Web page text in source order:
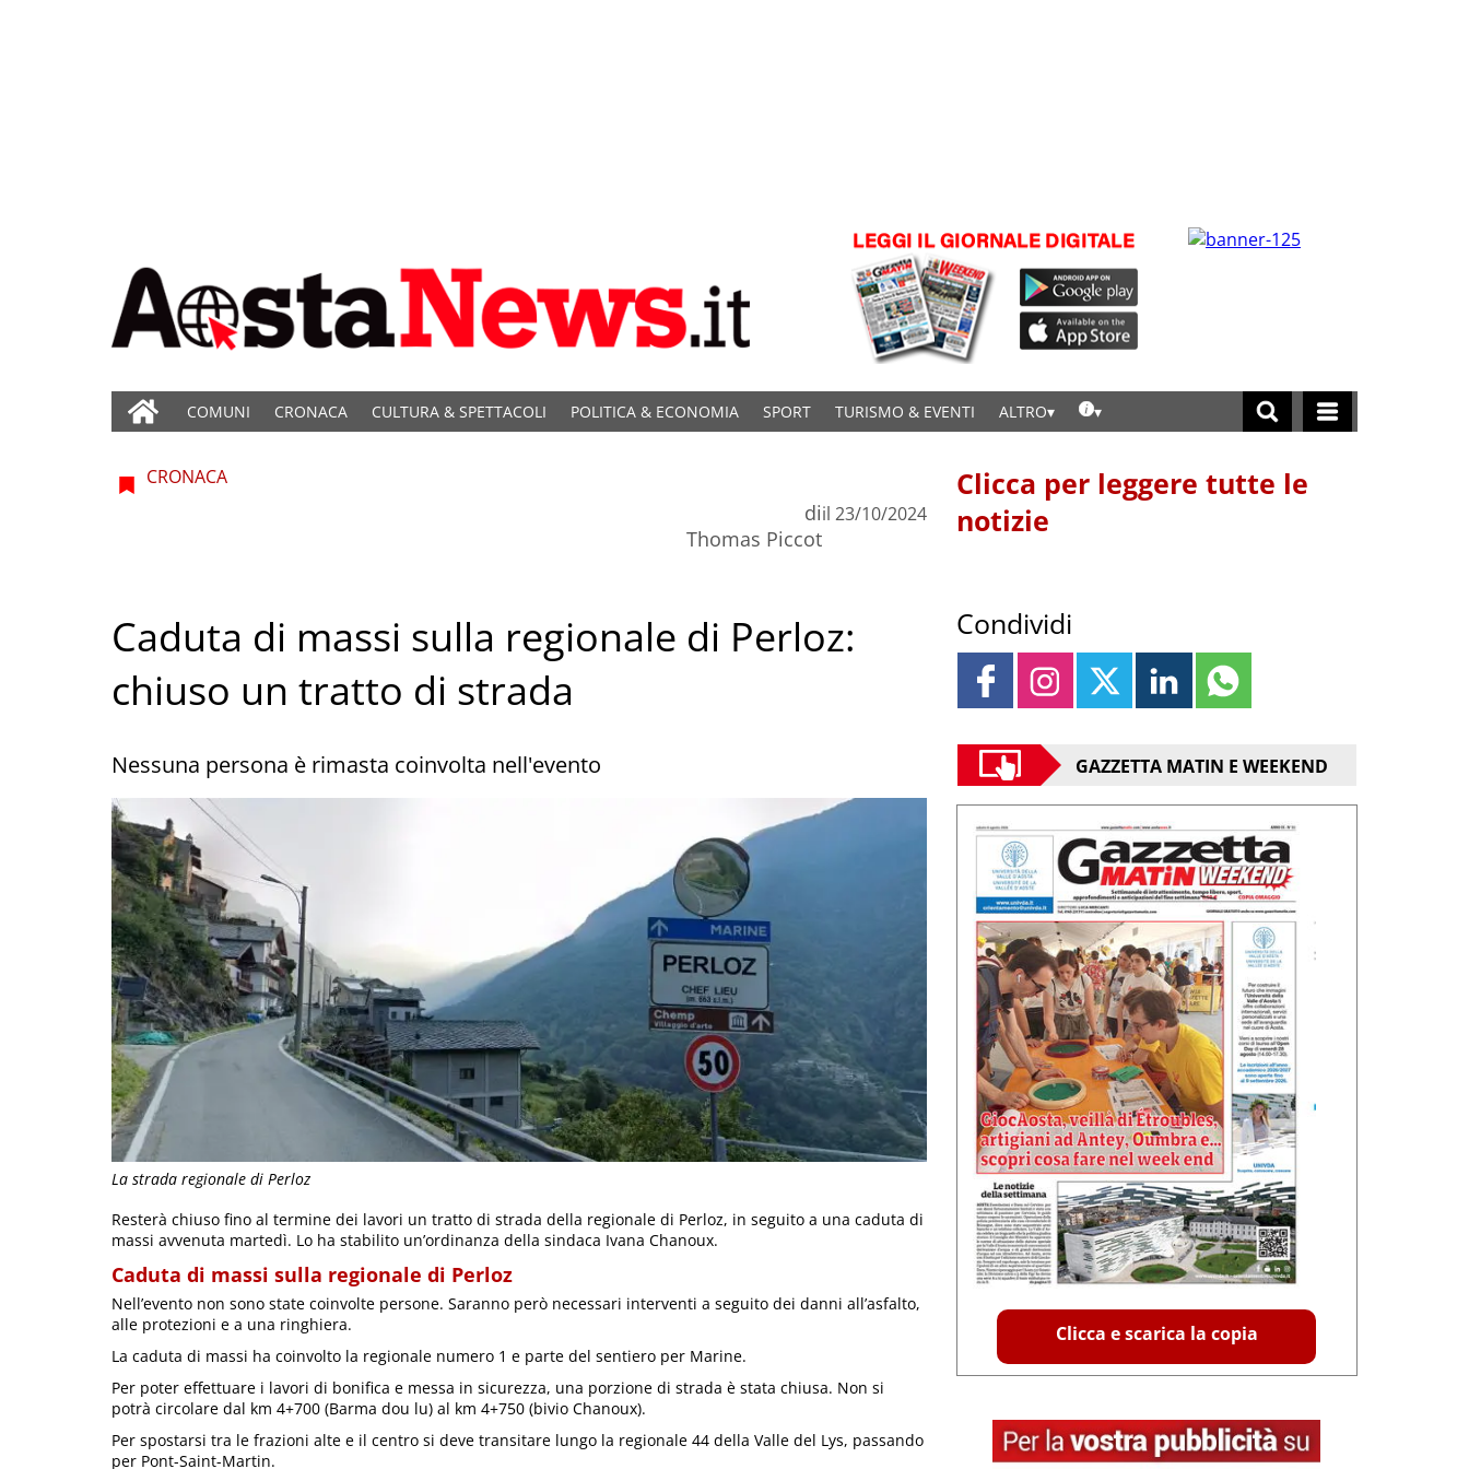
COMUNI CRONACA CULTURA & SPETTACOLI POLITICA & ECONOMIA SPORT TURISMO & EVENTI ALTRO
La strada regionale di Perloz
CRONACA
di
Thomas Piccot
il 23/10/2024
Caduta di massi sulla regionale di Perloz:
chiuso un tratto di strada
Nessuna persona è rimasta coinvolta nell'evento
Resterà chiuso fino al termine dei lavori un tratto di strada della regionale di Perloz, in seguito a una caduta di
massi avvenuta martedì. Lo ha stabilito un’ordinanza della sindaca Ivana Chanoux.
Caduta di massi sulla regionale di Perloz
Nell’evento non sono state coinvolte persone. Saranno però necessari interventi a seguito dei danni all’asfalto,
alle protezioni e a una ringhiera.
La caduta di massi ha coinvolto la regionale numero 1 e parte del sentiero per Marine.
Per poter effettuare i lavori di bonifica e messa in sicurezza, una porzione di strada è stata chiusa. Non si
potrà circolare dal km 4+700 (Barma dou lu) al km 4+750 (bivio Chanoux).
Per spostarsi tra le frazioni alte e il centro si deve transitare lungo la regionale 44 della Valle del Lys, passando
per Pont-Saint-Martin.
Clicca per leggere tutte le
notizie
Condividi
GAZZETTA MATIN E WEEKEND
Clicca e scarica la copia